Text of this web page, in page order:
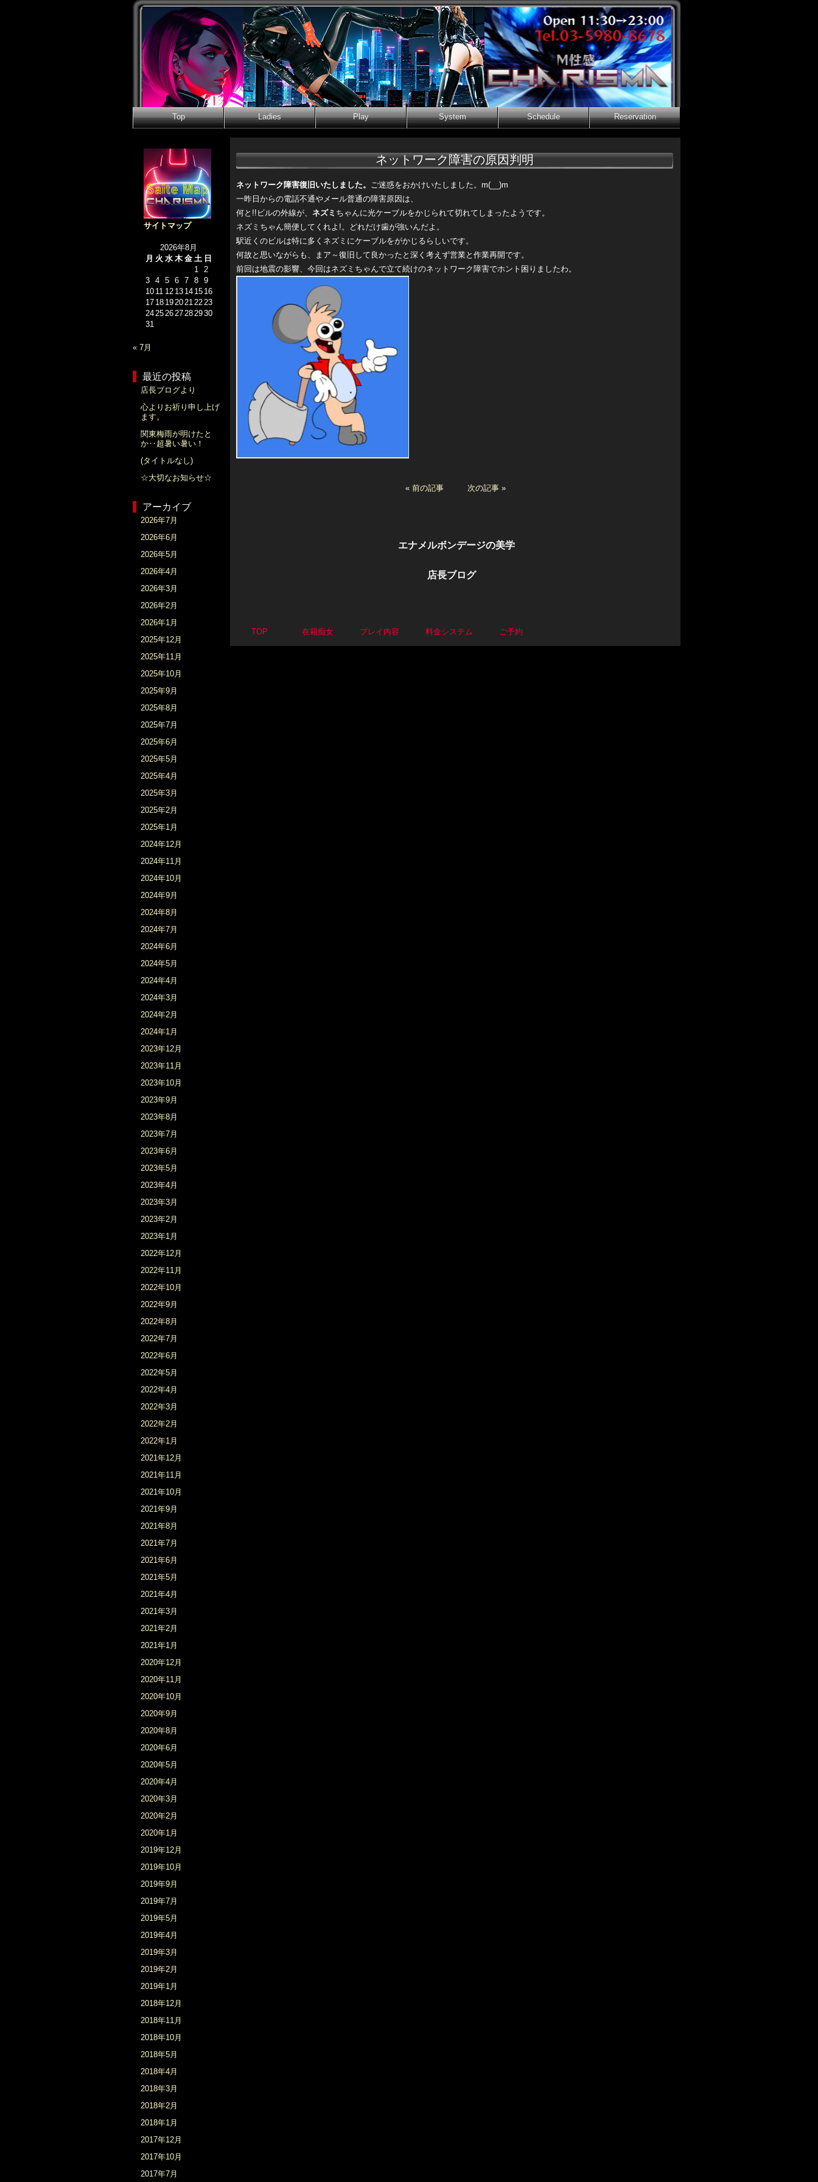
Top Ladies Play System Schedule Reservation
サイトマップ
2026年8月
月 火 水 木 金 土 日
1
2
3
4 5 6 7 8
9
10 11 12 13 14 15 16
17 18 1920212223
24252627282930
31
« 7月
最近の投稿
店長ブログより
心よりお祈り申し上げ
ます。
関東梅雨が明けたと
か‥超暑い暑い！
(タイトルなし)
☆大切なお知らせ☆
アーカイブ
2026年7月
2026年6月
2026年5月
2026年4月
2026年3月
2026年2月
2026年1月
2025年12月
2025年11月
2025年10月
2025年9月
2025年8月
2025年7月
2025年6月
2025年5月
2025年4月
2025年3月
2025年2月
2025年1月
2024年12月
2024年11月
2024年10月
2024年9月
2024年8月
2024年7月
2024年6月
2024年5月
2024年4月
2024年3月
2024年2月
2024年1月
2023年12月
2023年11月
2023年10月
2023年9月
2023年8月
2023年7月
2023年6月
2023年5月
2023年4月
2023年3月
2023年2月
2023年1月
2022年12月
2022年11月
2022年10月
2022年9月
2022年8月
2022年7月
2022年6月
2022年5月
2022年4月
2022年3月
2022年2月
2022年1月
2021年12月
2021年11月
2021年10月
2021年9月
2021年8月
2021年7月
2021年6月
2021年5月
2021年4月
2021年3月
2021年2月
2021年1月
2020年12月
2020年11月
2020年10月
2020年9月
2020年8月
2020年6月
2020年5月
2020年4月
2020年3月
2020年2月
2020年1月
2019年12月
2019年10月
2019年9月
2019年7月
2019年5月
2019年4月
2019年3月
2019年2月
2019年1月
2018年12月
2018年11月
2018年10月
2018年5月
2018年4月
2018年3月
2018年2月
2018年1月
2017年12月
2017年10月
2017年7月
ネットワーク障害の原因判明
ネットワーク障害復旧いたしました。 ご迷惑をおかけいたしました。m(__)m
一昨日からの電話不通やメール普通の障害原因は、
何と!!ビルの外線が、 ネズミ ちゃんに光ケーブルをかじられて切れてしまったようです。
ネズミちゃん簡便してくれよ!。どれだけ歯が強いんだよ。
駅近くのビルは特に多くネズミにケーブルをがかじるらしいです。
何故と思いながらも、まア～復旧して良かったと深く考えず営業と作業再開です。
前回は地震の影響、今回はネズミちゃんで立て続けのネットワーク障害でホント困りましたわ。
« 前の記事 次の記事»
エナメルボンデージの美学
店長ブログ
TOP 在籍痴女 プレイ内容 料金システム ご予約